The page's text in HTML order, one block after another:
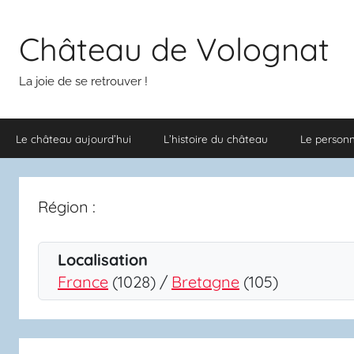
contenuChâteau de Volognat
La joie de se retrouver !
Le château aujourd’hui L’histoire du château Le
Région :
Localisation
France (1028) / Bretagne (105)